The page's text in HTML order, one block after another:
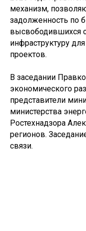
механизм,
задолженность по
высвободившихся
инфраструктуру
проектов.
В заседании
экономического
представители
министерства
Ростехнадзора
регионов.
связи.